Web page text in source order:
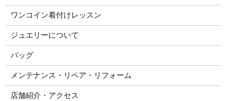
ワンコイン着付けレッスン
ジュエリーについて
バッグ
メンテナンス・リペア・リフォーム
店舗紹介・アクセス